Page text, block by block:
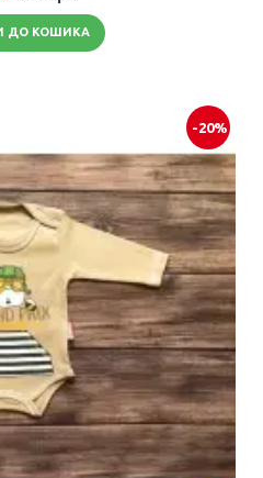
ДО КОШИКА
-20%